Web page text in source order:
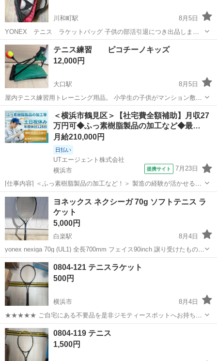
川和町駅
8月5日
YONEX テニス ラケットバッグ 子供の部活引退につき出品しま
す。 それなりに使用感はありますが、まだまだ普通に使えると思いま
す。
神奈川 横浜市 川和町駅 テニス
テニス練習 ピコチーノキッズ
12,000円
大口駅
8月5日
屋内テニス練習用トレーニング用品。 小学生の子供がマンション敷地
（アスファルト）にて10回未満の短時間練習しました。 保管はマンシ
ョン室内です。 使用に伴う細かなスレなどはありますが、使用に支障
のあるものはございません。...
神奈川 横浜市 大口駅 テニス 用品
＜横浜市鶴見区＞【社宅費全額補助】月収27
万円可◆ふっ素樹脂製品の加工など◆最…
月給210,000円
日払い
UTエージェント株式会社
横浜市
提携サイト 7月23日
[仕事内容] ＜ふっ素樹脂製品の加工など！＞ 製造の経験が活かせるお
仕事です！ ＜具体的には…＞ 【素材製造課】 ◆ふっ素樹脂原料を計
量・投入 ◆成型 【加工一課】 ◆成形されたふっ素樹脂を主に工作機
械を用いて加工する...
神奈川 横浜市 仕分け
ヨネックス ネクシーガ 70g ソフトテニス ラ
ケット
5,000円
白楽駅
8月4日
yonex nexiga 70g (UL1) 全長700mm フェイス90inch 譲り受けたもの
で、自分では使用していません 塗膜が剥がれている部分があります(画
像3,4枚目参照) その他小キズあり 色の参考に公式画像を添...
神奈川 横浜市
0804-121 テニスラケット
500円
横浜市
8月4日
★★★★★ ご自宅にある不要品を是非ジモティースポットへお持ち込
みしませんか？ 家電、趣味・スポーツ・レジャー用品、こども用品、
衣料服飾品、生活雑貨、家具、本、CD・DVDなどが無料でまとめて持
ち込めます！ ※詳細はこ...
神奈川 横浜市
0804-119 テニス
1,500円